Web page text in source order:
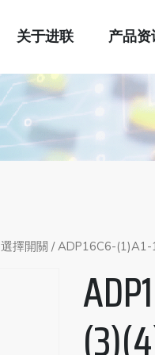
关于进联 产品
選擇開關 / ADP16C6-(1)A1-